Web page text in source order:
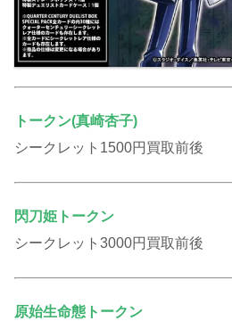
トークン(真崎杏子)
シークレット1500円買取前後
閃刀姫トークン
シークレット3000円買取前後
原始生命態トークン